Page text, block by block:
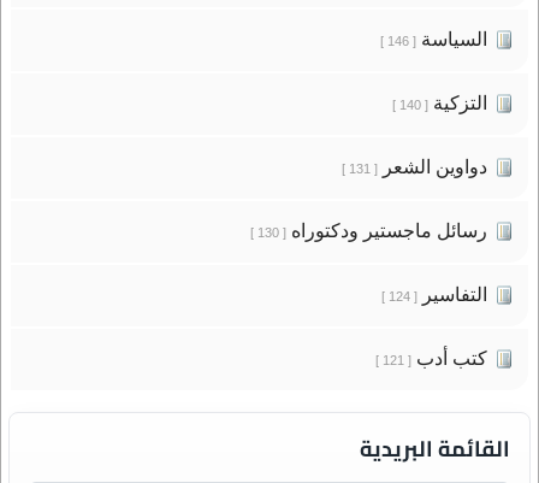
السياسة[ 146 ]
التزكية[ 140 ]
دواوين الشعر[ 131 ]
رسائل ماجستير ودكتوراه[ 130 ]
التفاسير[ 124 ]
كتب أدب[ 121 ]
القائمة البريدية